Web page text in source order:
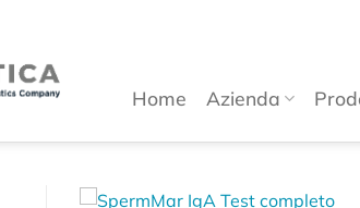
Home Azienda